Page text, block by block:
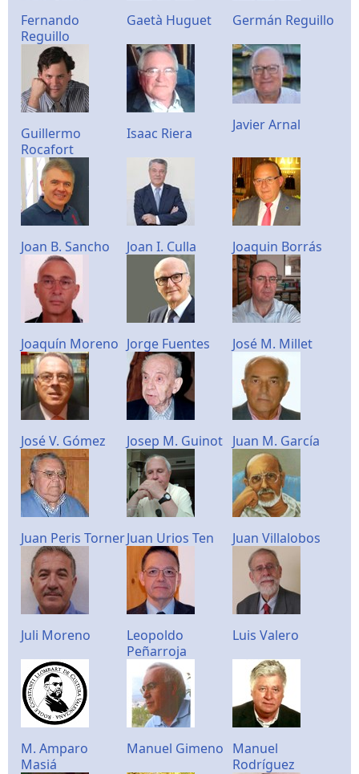
Fernando
Reguillo
Gaetà Huguet Germán Reguillo
Guillermo
Rocafort
Isaac Riera Javier Arnal
Joan B. Sancho Joan I. Culla Joaquin Borrás
Joaquín Moreno Jorge Fuentes José M. Millet
José V. Gómez Josep M. Guinot Juan M. García
Juan Peris TornerJuan Urios Ten Juan Villalobos
Juli Moreno
Leopoldo
Peñarroja
Luis Valero
M. Amparo
Masiá
Manuel Gimeno Manuel
Rodríguez